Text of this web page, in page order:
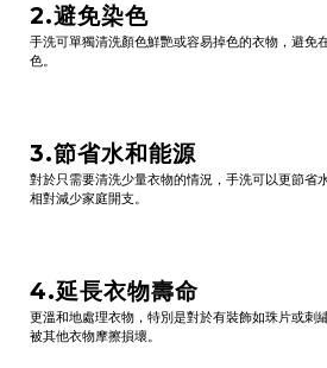
2.避免染色
手洗可單獨清洗顏色鮮艷或容易掉色的衣物，避免
色。
3.節省水和能源
對於只需要清洗少量衣物的情況，手洗可以更節省
相對減少家庭開支。
4.延長衣物壽命
更溫和地處理衣物，特別是對於有裝飾如珠片或刺
被其他衣物摩擦損壞。